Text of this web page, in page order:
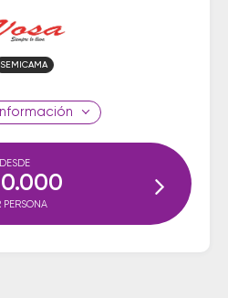
SEMICAMA
DESDE
PERSONA